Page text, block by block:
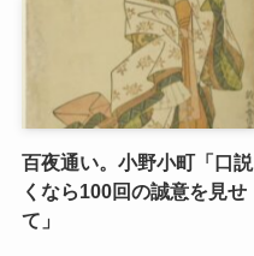
百夜通い。小野小町「口説
くなら100回の誠意を見せ
て」